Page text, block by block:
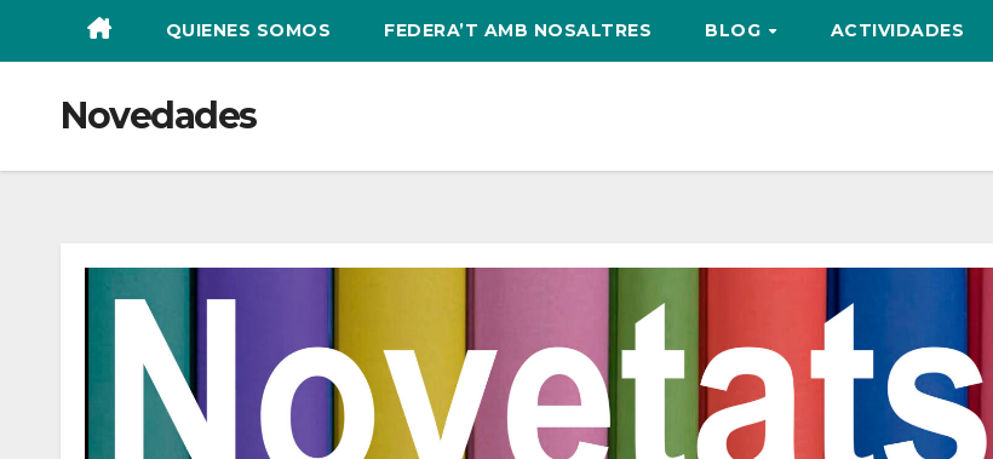
QUIENES SOMOS FEDERA’T AMB NOSALTRES BLOG ACTIVIDADES
Novedades